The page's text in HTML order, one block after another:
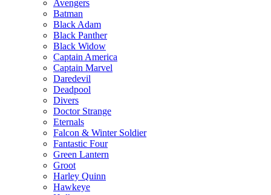
Avengers
Batman
Black Adam
Black Panther
Black Widow
Captain America
Captain Marvel
Daredevil
Deadpool
Divers
Doctor Strange
Eternals
Falcon & Winter Soldier
Fantastic Four
Green Lantern
Groot
Harley Quinn
Hawkeye